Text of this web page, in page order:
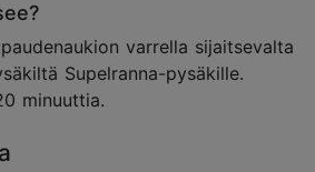
varrella sijaitsevalta
Supelranna-pysäkille.
minuuttia.